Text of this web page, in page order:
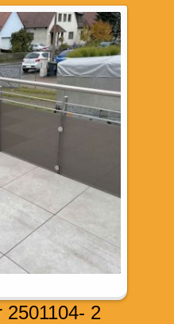
2501104- 2